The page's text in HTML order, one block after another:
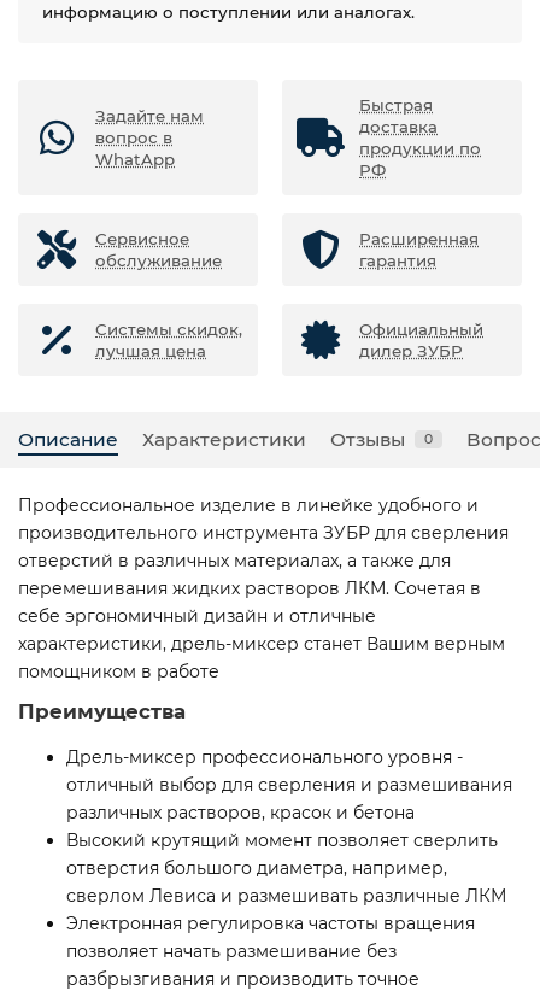
информацию о поступлении или аналогах.
Задайте нам
вопрос в
WhatApp
Быстрая
доставка
продукции по
РФ
Сервисное
обслуживание
Расширенная
гарантия
Системы скидок,
лучшая цена
Официальный
дилер ЗУБР
Описание Характеристики Отзывы 0
Профессиональное изделие в линейке удобного и
производительного инструмента ЗУБР для сверления
отверстий в различных материалах, а также для
перемешивания жидких растворов ЛКМ. Сочетая в
себе эргономичный дизайн и отличные
характеристики, дрель-миксер станет Вашим верным
помощником в работе
Преимущества
Дрель-миксер профессионального уровня -
отличный выбор для сверления и размешивания
различных растворов, красок и бетона
Высокий крутящий момент позволяет сверлить
отверстия большого диаметра, например,
сверлом Левиса и размешивать различные ЛКМ
Электронная регулировка частоты вращения
позволяет начать размешивание без
разбрызгивания и производить точное